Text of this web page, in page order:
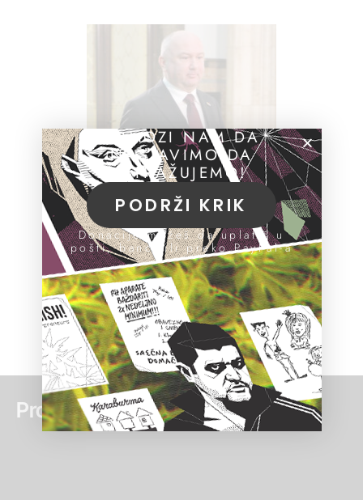
Pročitaj još:
POMOZI NAM DA
NASTAVIMO DA
ISTRAŽUJEMO!
PODRŽI KRIK
Donacije možeš da uplatiš u
pošti, banci ili preko PayPal-a